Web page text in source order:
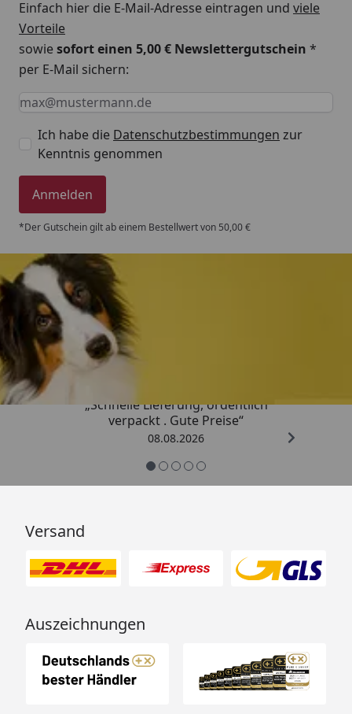
Einfach hier die E-Mail-Adresse eintragen und viele
Vorteile
sowiesofort einen 5,00 € Newslettergutschein *
per E-Mail sichern:
Keine Eingabe erforderlich
Eingabe erforderlich
E-Mail *
Ich habe die Datenschutzbestimmungen zur
Kenntnis genommen
Anmelden
*Der Gutschein gilt ab einem Bestellwert von 50,00 €
Trusted Shops
„Schnelle Lieferung, ordentlich
verpackt . Gute Preise“
08.08.2026
Versand
Auszeichnungen